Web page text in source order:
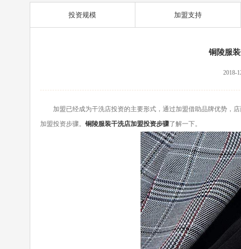
投资规模 加盟支持
铜陵服
2018-
加盟已经成为干洗店投资的主要形式，通过加盟借助品牌优势，店
加盟投资步骤。 铜陵服装干洗店加盟投资步骤了解一下。